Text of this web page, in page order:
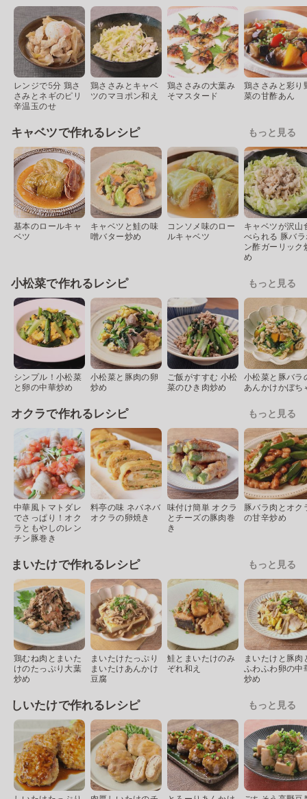
レンジで5分 鶏さ
さみとネギのピリ
辛温玉のせ
鶏ささみとキャベ
ツのマヨポン和え
鶏ささみの大葉み
そマスタード
鶏ささみと彩り
菜の甘酢あん
キャベツで作れるレシピ もっと見る
基本のロールキャ
ベツ
キャベツと鮭の味
噌バター炒め
コンソメ味のロー
ルキャベツ
キャベツが沢山
べられる 豚バ
ン酢ガーリック
め
小松菜で作れるレシピ もっと見る
シンプル！小松菜
と卵の中華炒め
小松菜と豚肉の卵
炒め
ご飯がすすむ 小松
菜のひき肉炒め
小松菜と豚バラ
あんかけかぼち
オクラで作れるレシピ もっと見る
中華風トマトダレ
でさっぱり！オク
ラともやしのレン
チン豚巻き
料亭の味 ネバネバ
オクラの卵焼き
味付け簡単 オクラ
とチーズの豚肉巻
き
豚バラ肉とオク
の甘辛炒め
まいたけで作れるレシピ もっと見る
鶏むね肉とまいた
けのたっぷり大葉
炒め
まいたけたっぷり
まいたけあんかけ
豆腐
鮭とまいたけのみ
ぞれ和え
まいたけと豚肉
ふわふわ卵の中
炒め
しいたけで作れるレシピ もっと見る